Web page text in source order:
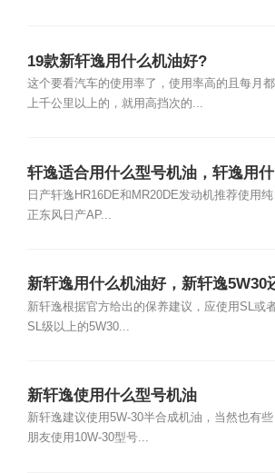
19款新轩逸用什么机油好?
这个要看汽车的使用率了，使用率高的且每月都
上千公里以上的，就用高挡次的...
轩逸适合用什么型号机油，轩逸用什
么机油好
日产轩逸HR16DE和MR20DE发动机推荐使用纯
正东风日产AP...
新轩逸用什么机油好，新轩逸5W30
是0W20
新轩逸根据官方给出的保养建议，应使用SL或
SL级以上的5W30...
新轩逸使用什么型号机油
新轩逸建议使用5W-30半合成机油，当然也有些
朋友使用10W-30型号...